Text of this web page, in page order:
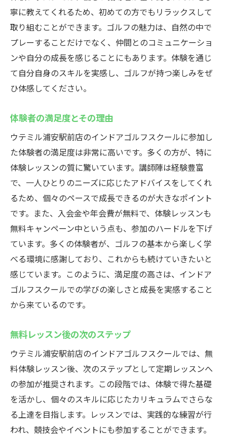
寧に教えてくれるため、初めての方でもリラックスして
取り組むことができます。ゴルフの魅力は、自然の中で
プレーすることだけでなく、仲間とのコミュニケーショ
ンや自分の成長を感じることにもあります。体験を通じ
て自分自身のスキルを実感し、ゴルフが持つ楽しみをぜ
ひ体感してください。
体験者の満足度とその理由
ウテミル浦安駅前店のインドアゴルフスクールに参加し
た体験者の満足度は非常に高いです。多くの方が、特に
体験レッスンの質に驚いています。講師陣は経験豊富
で、一人ひとりのニーズに応じたアドバイスをしてくれ
るため、個々のペースで成長できるのが大きなポイント
です。また、入会金や年会費が無料で、体験レッスンも
無料キャンペーン中という点も、参加のハードルを下げ
ています。多くの体験者が、ゴルフの基本から楽しく学
べる環境に感謝しており、これからも続けていきたいと
感じています。このように、満足度の高さは、インドア
ゴルフスクールでの学びの楽しさと成長を実感すること
から来ているのです。
無料レッスン後の次のステップ
ウテミル浦安駅前店のインドアゴルフスクールでは、無
料体験レッスン後、次のステップとして定期レッスンへ
の参加が推奨されます。この段階では、体験で得た基礎
を活かし、個々のスキルに応じたカリキュラムでさらな
る上達を目指します。レッスンでは、実践的な練習が行
われ、競技会やイベントにも参加することができます。